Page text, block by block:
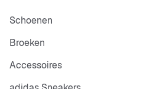
Schoenen
Broeken
Accessoires